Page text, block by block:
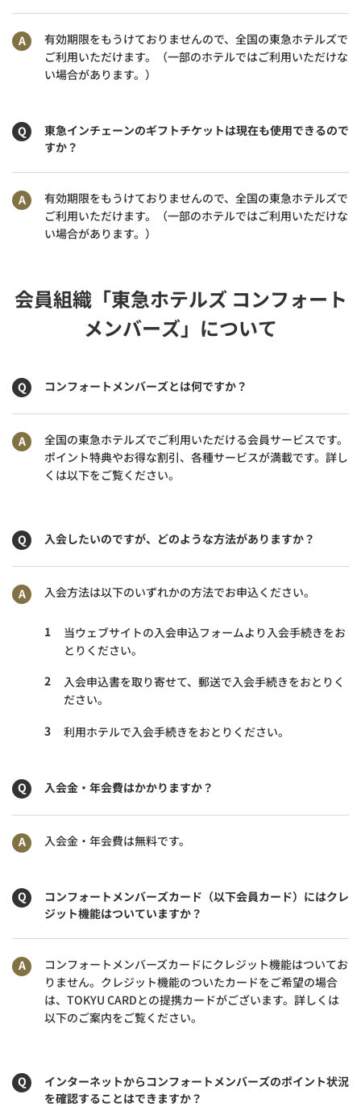
有効期限をもうけておりませんので、全国の東急ホテルズで
ご利用いただけます。（一部のホテルではご利用いただけな
い場合があります。）
東急インチェーンのギフトチケットは現在も使用できるので
すか？
有効期限をもうけておりませんので、全国の東急ホテルズで
ご利用いただけます。（一部のホテルではご利用いただけな
い場合があります。）
会員組織「東急ホテルズ コンフォート
メンバーズ」について
コンフォートメンバーズとは何ですか？
全国の東急ホテルズでご利用いただける会員サービスです。
ポイント特典やお得な割引、各種サービスが満載です。詳し
くは以下をご覧ください。
入会したいのですが、どのような方法がありますか？
入会方法は以下のいずれかの方法でお申込ください。
1
当ウェブサイトの入会申込フォームより入会手続きをお
とりください。
2
入会申込書を取り寄せて、郵送で入会手続きをおとりく
ださい。
3
利用ホテルで入会手続きをおとりください。
入会金・年会費はかかりますか？
入会金・年会費は無料です。
コンフォートメンバーズカード（以下会員カード）にはクレ
ジット機能はついていますか？
コンフォートメンバーズカードにクレジット機能はついてお
りません。クレジット機能のついたカードをご希望の場合
は、TOKYU CARDとの提携カードがございます。詳しくは
以下のご案内をご覧ください。
インターネットからコンフォートメンバーズのポイント状況
を確認することはできますか？